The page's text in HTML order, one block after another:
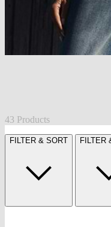
43 Products
FILTER & SORT FILTER